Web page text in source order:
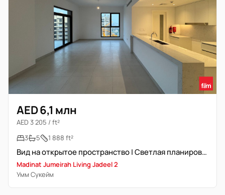
AED 6,1 млн
AED 3 205 / ft²
3
5 1 888 ft²
Вид на открытое пространство | Светлая планировка
Madinat Jumeirah Living Jadeel 2
Умм Сукейм